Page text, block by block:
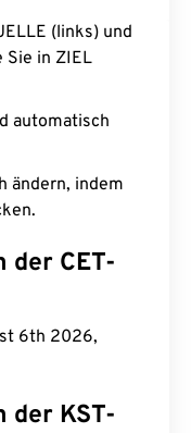
(links) und
Sie in ZIEL
automatisch
ändern, indem
der CET-
6th 2026,
der KST-